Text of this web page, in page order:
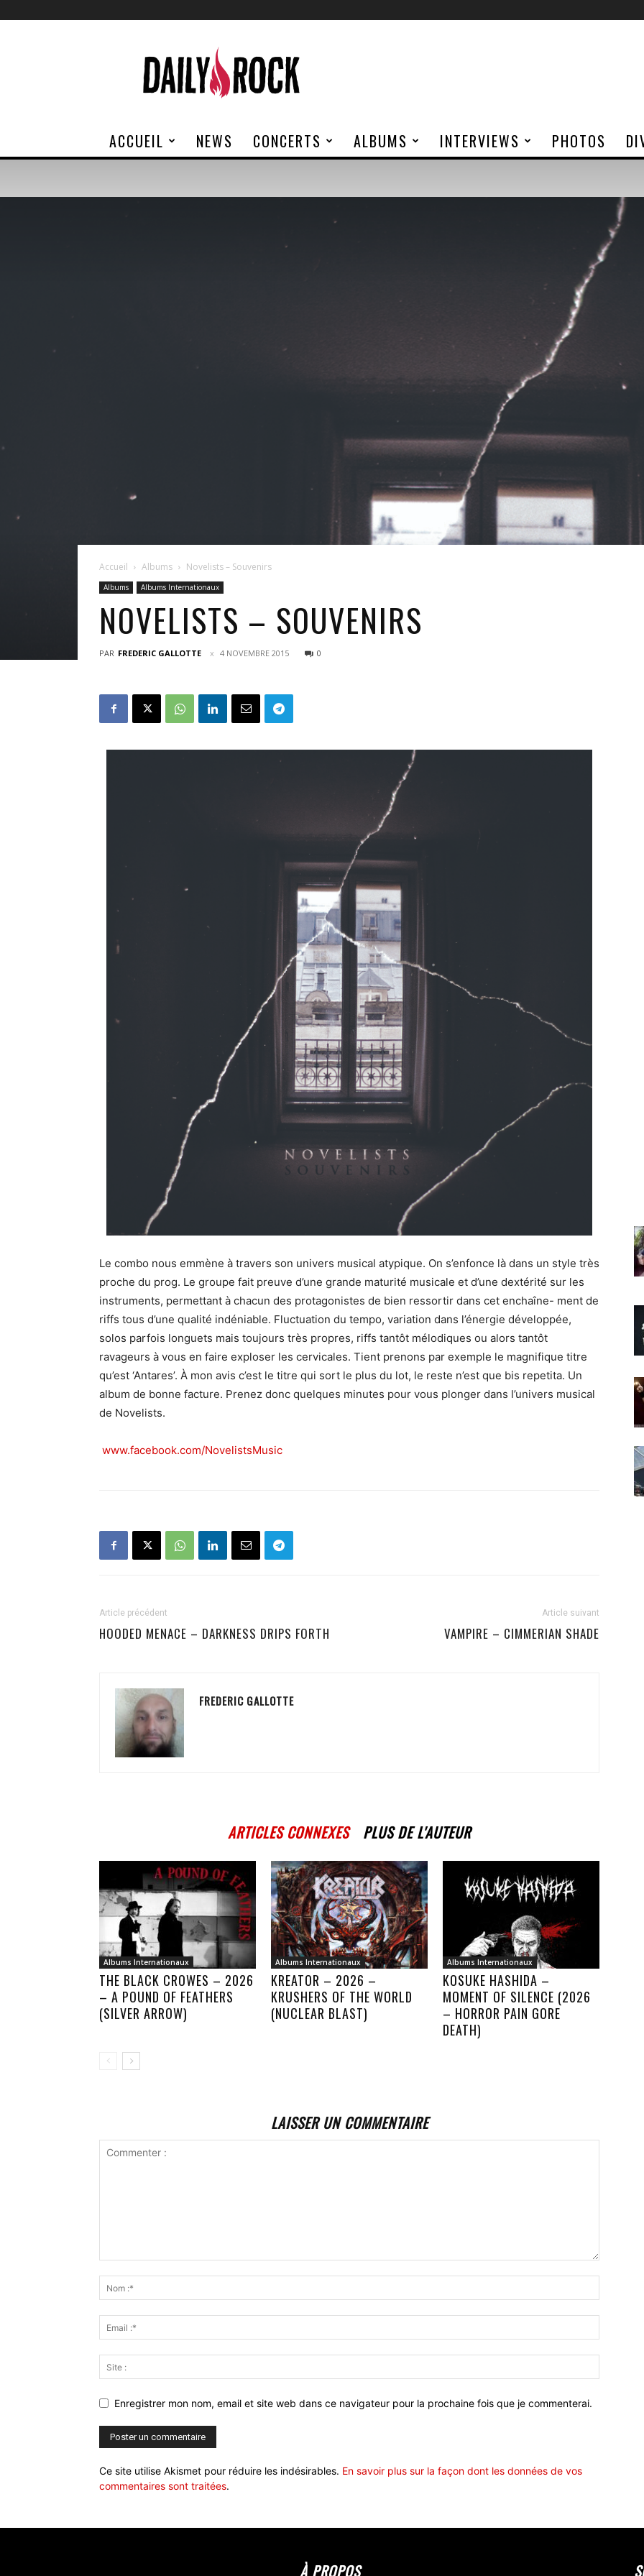
Rock
ACCUEIL NEWS CONCERTS ALBUMS INTERVIEWS PHOTOS
Accueil Albums Novelists – Souvenirs
Albums Albums Internationaux
NOVELISTS – SOUVENIRS
PAR FREDERIC GALLOTTE 4 NOVEMBRE 2015 0
Le combo nous emmène à travers son univers musical atypique. On s’enfonce là dans un style très
proche du prog. Le groupe fait preuve d’une grande maturité musicale et d’une dextérité sur les
instruments, permettant à chacun des protagonistes de bien ressortir dans cet enchaîne- ment de
riffs tous d’une qualité indéniable. Fluctuation du tempo, variation dans l’énergie développée,
solos parfois longuets mais toujours très propres, riffs tantôt mélodiques ou alors tantôt
ravageurs à vous en faire exploser les cervicales. Tient prenons par exemple le magnifique titre
qu’est ‘Antares’. À mon avis c’est le titre qui sort le plus du lot, le reste n’est que bis repetita. Un
album de bonne facture. Prenez donc quelques minutes pour vous plonger dans l’univers musical
de Novelists.
www.facebook.com/NovelistsMusic
Article précédent
HOODED MENACE – DARKNESS DRIPS FORTH
Article suivant
VAMPIRE – CIMMERIAN SHADE
FREDERIC GALLOTTE
ARTICLES CONNEXES PLUS DE L'AUTEUR
Albums Internationaux
THE BLACK CROWES – 2026
– A POUND OF FEATHERS
(SILVER ARROW)
Albums Internationaux
KREATOR – 2026 –
KRUSHERS OF THE WORLD
(NUCLEAR BLAST)
Albums Internationaux
KOSUKE HASHIDA –
MOMENT OF SILENCE (2026
– HORROR PAIN GORE
DEATH)
LAISSER UN COMMENTAIRE
Enregistrer mon nom, email et site web dans ce navigateur pour la prochaine fois que je commenterai.
Ce site utilise Akismet pour réduire les indésirables. En savoir plus sur la façon dont les données de vos
commentaires sont traitées.
À PROPOS